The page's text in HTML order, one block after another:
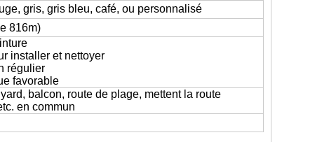
gris, gris bleu, café, ou personnalisé
816m)
installer et nettoyer
régulier
favorable
balcon, route de plage, mettent la route
en commun